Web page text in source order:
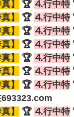
】 🏆 ⒋行中特
】 🏆 ⒋行中特
】 🏆 ⒋行中特
】 🏆 ⒋行中特
】 🏆 ⒋行中特
】 🏆 ⒋行中特
】 🏆 ⒋行中特
】 🏆 ⒋行中特